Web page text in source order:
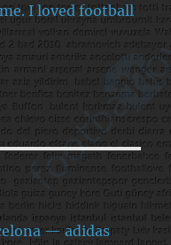
I loved football
— adidas